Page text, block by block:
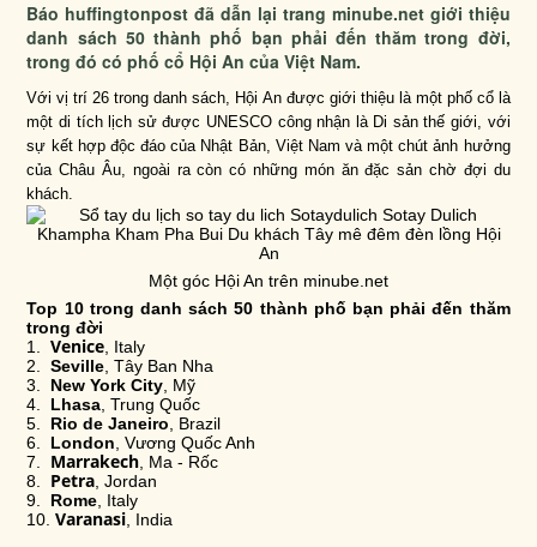
Báo huffingtonpost đã dẫn lại trang minube.net giới thiệu
danh sách 50 thành phố bạn phải đến thăm trong đời,
trong đó có phố cổ Hội An của Việt Nam.
Với vị trí 26 trong danh sách, Hội An được giới thiệu là một phố cổ là
một di tích lịch sử được UNESCO công nhận là Di sản thế giới, với
sự kết hợp độc đáo của Nhật Bản, Việt Nam và một chút ảnh hưởng
của Châu Âu, ngoài ra còn có những món ăn đặc sản chờ đợi du
khách.
Một góc Hội An trên minube.net
Top 10 trong danh sách 50 thành phố bạn phải đến thăm
trong đời
1.Venice , Italy
2.Seville , Tây Ban Nha
3. New York City , Mỹ
4. Lhasa , Trung Quốc
5. Rio de Janeiro , Brazil
6. London , Vương Quốc Anh
7. Marrakech , Ma - Rốc
8. Petra , Jordan
9. Rome , Italy
10.Varanasi , India